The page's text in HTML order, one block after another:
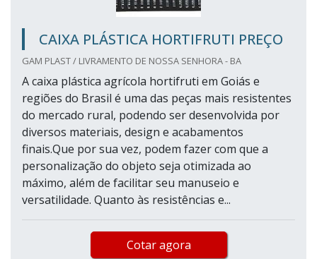
CAIXA PLÁSTICA HORTIFRUTI PREÇO
GAM PLAST / LIVRAMENTO DE NOSSA SENHORA - BA
A caixa plástica agrícola hortifruti em Goiás e
regiões do Brasil é uma das peças mais resistentes
do mercado rural, podendo ser desenvolvida por
diversos materiais, design e acabamentos
finais.Que por sua vez, podem fazer com que a
personalização do objeto seja otimizada ao
máximo, além de facilitar seu manuseio e
versatilidade. Quanto às resistências e...
Cotar agora